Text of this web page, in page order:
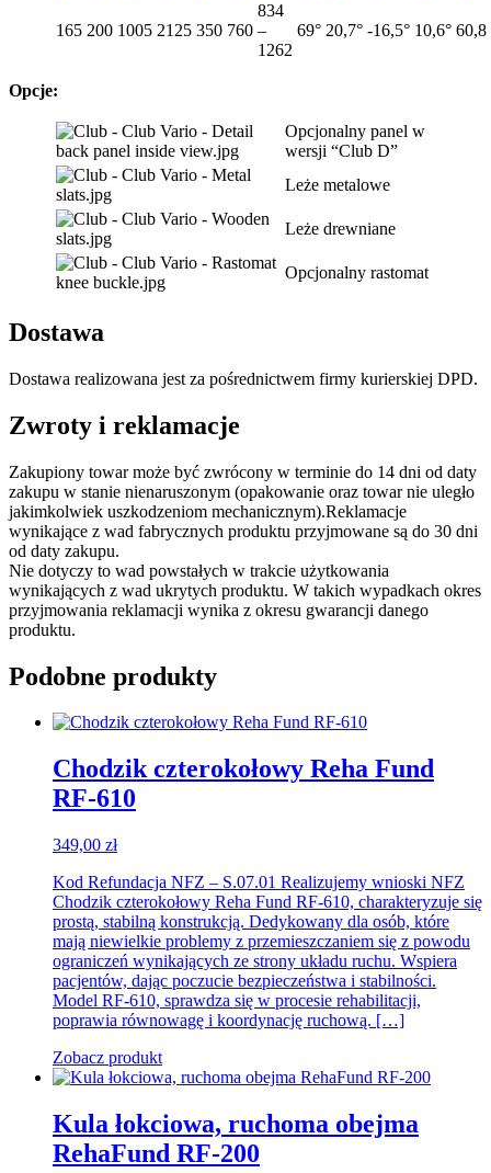
165 200 1005 2125 350 760
834
–
1262
69° 20,7° -16,5° 10,6° 60,8
Opcje:
Opcjonalny panel w
wersji “Club D”
Leże metalowe
Leże drewniane
Opcjonalny rastomat
Dostawa
Dostawa realizowana jest za pośrednictwem firmy kurierskiej DPD.
Zwroty i reklamacje
Zakupiony towar może być zwrócony w terminie do 14 dni od daty
zakupu w stanie nienaruszonym (opakowanie oraz towar nie uległo
jakimkolwiek uszkodzeniom mechanicznym).Reklamacje
wynikające z wad fabrycznych produktu przyjmowane są do 30 dni
od daty zakupu.
Nie dotyczy to wad powstałych w trakcie użytkowania
wynikających z wad ukrytych produktu. W takich wypadkach okres
przyjmowania reklamacji wynika z okresu gwarancji danego
produktu.
Podobne produkty
Chodzik czterokołowy Reha Fund
RF-610
349,00 zł
Kod Refundacja NFZ – S.07.01 Realizujemy wnioski NFZ
Chodzik czterokołowy Reha Fund RF-610, charakteryzuje się
prostą, stabilną konstrukcją. Dedykowany dla osób, które
mają niewielkie problemy z przemieszczaniem się z powodu
ograniczeń wynikających ze strony układu ruchu. Wspiera
pacjentów, dając poczucie bezpieczeństwa i stabilności.
Model RF-610, sprawdza się w procesie rehabilitacji,
poprawia równowagę i koordynację ruchową. […]
Zobacz produkt
Kula łokciowa, ruchoma obejma
RehaFund RF-200